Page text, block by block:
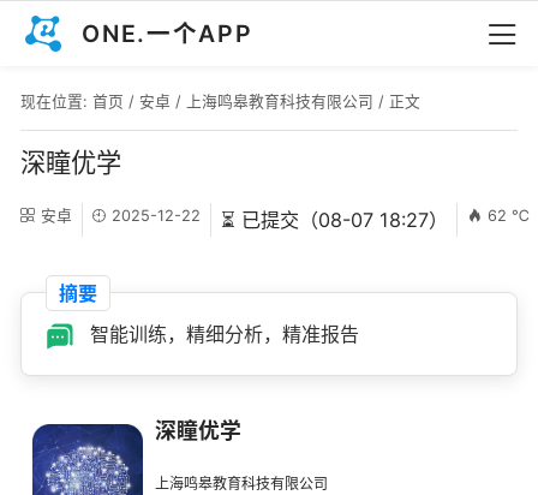
ONE.一个APP
现在位置: 首页 / 安卓 / 上海鸣皋教育科技有限公司 / 正文
深瞳优学
安卓 2025-12-22 ⏳ 已提交（08-07 18:27） 62 ℃
摘要
智能训练，精细分析，精准报告
深瞳优学
上海鸣皋教育科技有限公司